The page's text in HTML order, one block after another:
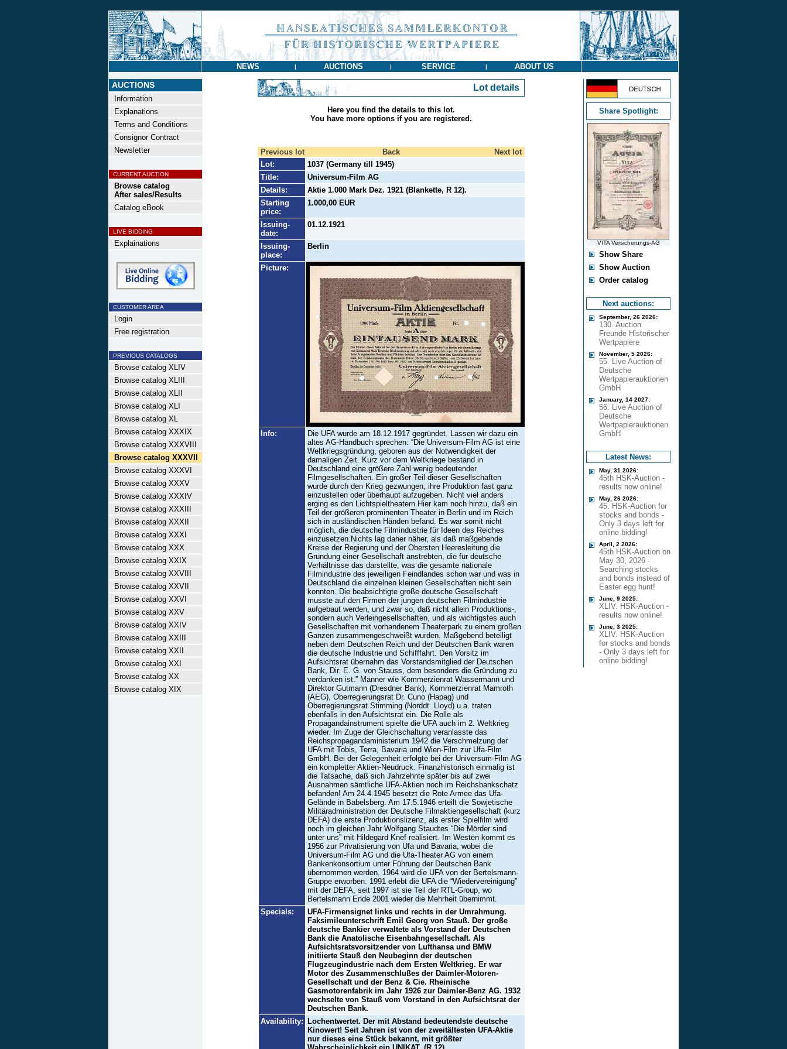
NEWS | AUCTIONS | SERVICE | ABOUT US
AUCTIONS
Information
Explanations
Terms and Conditions
Consignor Contract
Newsletter
CURRENT AUCTION
Browse catalog
After sales/Results
Catalog eBook
LIVE BIDDING
Explainations
CUSTOMER AREA
Login
Free registration
PREVIOUS CATALOGS
Browse catalog XLIV
Browse catalog XLIII
Browse catalog XLII
Browse catalog XLI
Browse catalog XL
Browse catalog XXXIX
Browse catalog XXXVIII
Browse catalog XXXVII
Browse catalog XXXVI
Browse catalog XXXV
Browse catalog XXXIV
Browse catalog XXXIII
Browse catalog XXXII
Browse catalog XXXI
Browse catalog XXX
Browse catalog XXIX
Browse catalog XXVIII
Browse catalog XXVII
Browse catalog XXVI
Browse catalog XXV
Browse catalog XXIV
Browse catalog XXIII
Browse catalog XXII
Browse catalog XXI
Browse catalog XX
Browse catalog XIX
Lot details
Here you find the details to this lot.
You have more options if you are registered.
Previous lot Back
Next lot
Lot:
1037 (Germany till 1945)
Title:
Universum-Film AG
Details:
Aktie 1.000 Mark Dez. 1921 (Blankette, R 12).
Starting
price:
1.000,00 EUR
Issuing-
date:
01.12.1921
Issuing-
place:
Berlin
Picture:
Info:
Die UFA wurde am 18.12.1917 gegründet. Lassen wir dazu ein
altes AG-Handbuch sprechen: “Die Universum-Film AG ist eine
Weltkriegsgründung, geboren aus der Notwendigkeit der
damaligen Zeit. Kurz vor dem Weltkriege bestand in
Deutschland eine größere Zahl wenig bedeutender
Filmgesellschaften. Ein großer Teil dieser Gesellschaften
wurde durch den Krieg gezwungen, ihre Produktion fast ganz
einzustellen oder überhaupt aufzugeben. Nicht viel anders
erging es den Lichtspieltheatern.Hier kam noch hinzu, daß ein
Teil der größeren prominenten Theater in Berlin und im Reich
sich in ausländischen Händen befand. Es war somit nicht
möglich, die deutsche Filmindustrie für Ideen des Reiches
einzusetzen.Nichts lag daher näher, als daß maßgebende
Kreise der Regierung und der Obersten Heeresleitung die
Gründung einer Gesellschaft anstrebten, die für deutsche
Verhältnisse das darstellte, was die gesamte nationale
Filmindustrie des jeweiligen Feindlandes schon war und was in
Deutschland die einzelnen kleinen Gesellschaften nicht sein
konnten. Die beabsichtigte große deutsche Gesellschaft
musste auf den Firmen der jungen deutschen Filmindustrie
aufgebaut werden, und zwar so, daß nicht allein Produktions-,
sondern auch Verleihgesellschaften, und als wichtigstes auch
Gesellschaften mit vorhandenem Theaterpark zu einem großen
Ganzen zusammengeschweißt wurden. Maßgebend beteiligt
neben dem Deutschen Reich und der Deutschen Bank waren
die deutsche Industrie und Schifffahrt. Den Vorsitz im
Aufsichtsrat übernahm das Vorstandsmitglied der Deutschen
Bank, Dir. E. G. von Stauss, dem besonders die Gründung zu
verdanken ist.” Männer wie Kommerzienrat Wassermann und
Direktor Gutmann (Dresdner Bank), Kommerzienrat Mamroth
(AEG), Oberregierungsrat Dr. Cuno (Hapag) und
Oberregierungsrat Stimming (Norddt. Lloyd) u.a. traten
ebenfalls in den Aufsichtsrat ein. Die Rolle als
Propagandainstrument spielte die UFA auch im 2. Weltkrieg
wieder. Im Zuge der Gleichschaltung veranlasste das
Reichspropagandaministerium 1942 die Verschmelzung der
UFA mit Tobis, Terra, Bavaria und Wien-Film zur Ufa-Film
GmbH. Bei der Gelegenheit erfolgte bei der Universum-Film AG
ein kompletter Aktien-Neudruck. Finanzhistorisch einmalig ist
die Tatsache, daß sich Jahrzehnte später bis auf zwei
Ausnahmen sämtliche UFA-Aktien noch im Reichsbankschatz
befanden! Am 24.4.1945 besetzt die Rote Armee das Ufa-
Gelände in Babelsberg. Am 17.5.1946 erteilt die Sowjetische
Militäradministration der Deutsche Filmaktiengesellschaft (kurz
DEFA) die erste Produktionslizenz, als erster Spielfilm wird
noch im gleichen Jahr Wolfgang Staudtes “Die Mörder sind
unter uns” mit Hildegard Knef realisiert. Im Westen kommt es
1956 zur Privatisierung von Ufa und Bavaria, wobei die
Universum-Film AG und die Ufa-Theater AG von einem
Bankenkonsortium unter Führung der Deutschen Bank
übernommen werden. 1964 wird die UFA von der Bertelsmann-
Gruppe erworben. 1991 erlebt die UFA die “Wiedervereinigung”
mit der DEFA, seit 1997 ist sie Teil der RTL-Group, wo
Bertelsmann Ende 2001 wieder die Mehrheit übernimmt.
Specials:
UFA-Firmensignet links und rechts in der Umrahmung.
Faksimileunterschrift Emil Georg von Stauß. Der große
deutsche Bankier verwaltete als Vorstand der Deutschen
Bank die Anatolische Eisenbahngesellschaft. Als
Aufsichtsratsvorsitzender von Lufthansa und BMW
initiierte Stauß den Neubeginn der deutschen
Flugzeugindustrie nach dem Ersten Weltkrieg. Er war
Motor des Zusammenschlußes der Daimler-Motoren-
Gesellschaft und der Benz & Cie. Rheinische
Gasmotorenfabrik im Jahr 1926 zur Daimler-Benz AG. 1932
wechselte von Stauß vom Vorstand in den Aufsichtsrat der
Deutschen Bank.
Availability:
Lochentwertet. Der mit Abstand bedeutendste deutsche
Kinowert! Seit Jahren ist von der zweitältesten UFA-Aktie
nur dieses eine Stück bekannt, mit größter
Share Spotlight:
VITA Versicherungs-AG
Show Share
Show Auction
Order catalog
Next auctions:
September, 26 2026:
130. Auction
Freunde Historischer
Wertpapiere
November, 5 2026:
55. Live Auction of
Deutsche
Wertpapierauktionen
GmbH
January, 14 2027:
56. Live Auction of
Deutsche
Wertpapierauktionen
GmbH
Latest News:
May, 31 2026:
45th HSK-Auction -
results now online!
May, 26 2026:
45. HSK-Auction for
stocks and bonds -
Only 3 days left for
online bidding!
April, 2 2026:
45th HSK-Auction on
May 30, 2026 -
Searching stocks
and bonds instead of
Easter egg hunt!
June, 9 2025:
XLIV. HSK-Auction -
results now online!
June, 3 2025:
XLIV. HSK-Auction
for stocks and bonds
- Only 3 days left for
online bidding!